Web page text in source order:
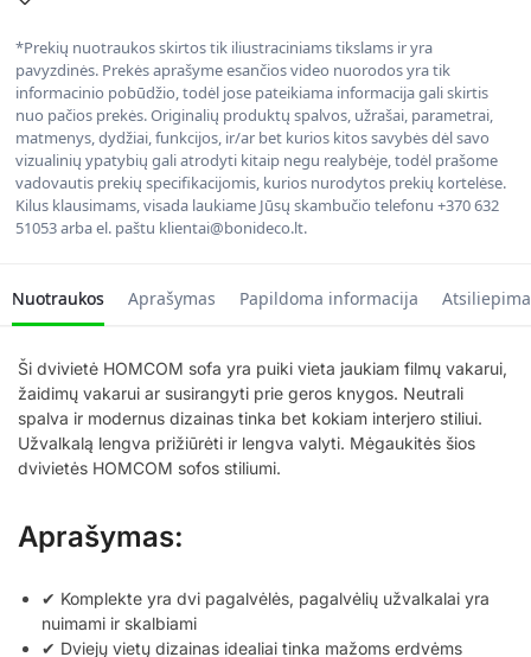
*Prekių nuotraukos skirtos tik iliustraciniams tikslams ir yra
pavyzdinės. Prekės aprašyme esančios video nuorodos yra tik
informacinio pobūdžio, todėl jose pateikiama informacija gali skirtis
nuo pačios prekės. Originalių produktų spalvos, užrašai, parametrai,
matmenys, dydžiai, funkcijos, ir/ar bet kurios kitos savybės dėl savo
vizualinių ypatybių gali atrodyti kitaip negu realybėje, todėl prašome
vadovautis prekių specifikacijomis, kurios nurodytos prekių kortelėse.
Kilus klausimams, visada laukiame Jūsų skambučio telefonu +370 632
51053 arba el. paštu klientai@bonideco.lt.
Nuotraukos Aprašymas Papildoma informacija
Ši dvivietė HOMCOM sofa yra puiki vieta jaukiam filmų vakarui,
žaidimų vakarui ar susirangyti prie geros knygos. Neutrali
spalva ir modernus dizainas tinka bet kokiam interjero stiliui.
Užvalkalą lengva prižiūrėti ir lengva valyti. Mėgaukitės šios
dvivietės HOMCOM sofos stiliumi.
Aprašymas:
✔ Komplekte yra dvi pagalvėlės, pagalvėlių užvalkalai yra
nuimami ir skalbiami
✔ Dviejų vietų dizainas idealiai tinka mažoms erdvėms